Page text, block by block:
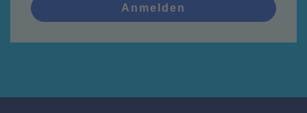
Anmelden